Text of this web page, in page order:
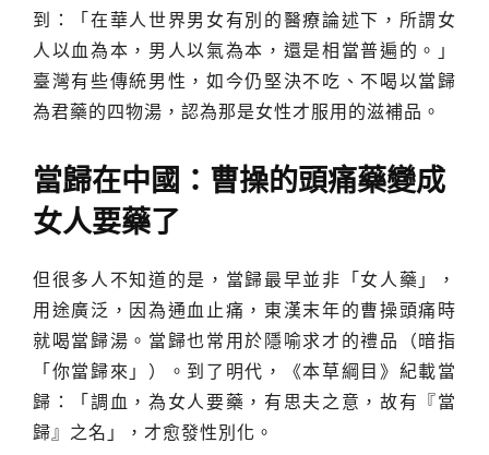
到：「在華人世界男女有別的醫療論述下，所謂女
人以血為本，男人以氣為本，還是相當普遍的。」
臺灣有些傳統男性，如今仍堅決不吃、不喝以當歸
為君藥的四物湯，認為那是女性才服用的滋補品。
當歸在中國：曹操的頭痛藥變成
女人要藥了
但很多人不知道的是，當歸最早並非「女人藥」，
用途廣泛，因為通血止痛，東漢末年的曹操頭痛時
就喝當歸湯。當歸也常用於隱喻求才的禮品（暗指
「你當歸來」）。到了明代，《本草綱目》紀載當
歸：「調血，為女人要藥，有思夫之意，故有『當
歸』之名」，才愈發性別化。